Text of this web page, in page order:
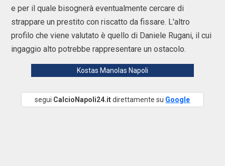
e per il quale bisognerà eventualmente cercare di
strappare un prestito con riscatto da fissare. L'altro
profilo che viene valutato è quello di Daniele Rugani, il cui
ingaggio alto potrebbe rappresentare un ostacolo.
Kostas Manolas Napoli
segui CalcioNapoli24.itdirettamente su Google